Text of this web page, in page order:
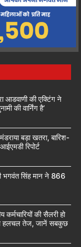
आडवाणी की एक्टिंग ने
की वार्निंग है’
बड़ा खतरा, बारिश-
रिपोर्ट
सिंह मान ने 866
की सैलरी हो
हलचल तेज, जानें सबकुछ